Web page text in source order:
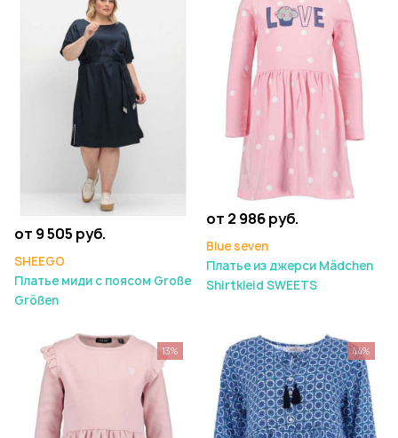
от 9 505 руб.
SHEEGO
Платье миди с поясом Große
Größen
от 2 986 руб.
Blue seven
Платье из джерси Mädchen
Shirtkleid SWEETS
13% 44%